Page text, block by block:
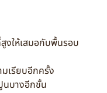
งให้เสมอกับพื้นรอบ
มเรียบอีกครั้ง
นบางอีกชั้น